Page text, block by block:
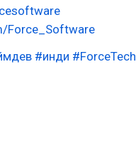
Force_Software
#инди #ForceTech